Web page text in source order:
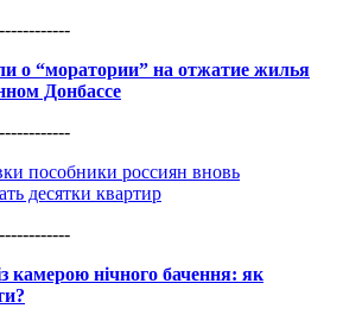
о “моратории” на отжатие жилья
Донбассе
пособники россиян вновь
десятки квартир
камерою нічного бачення: як